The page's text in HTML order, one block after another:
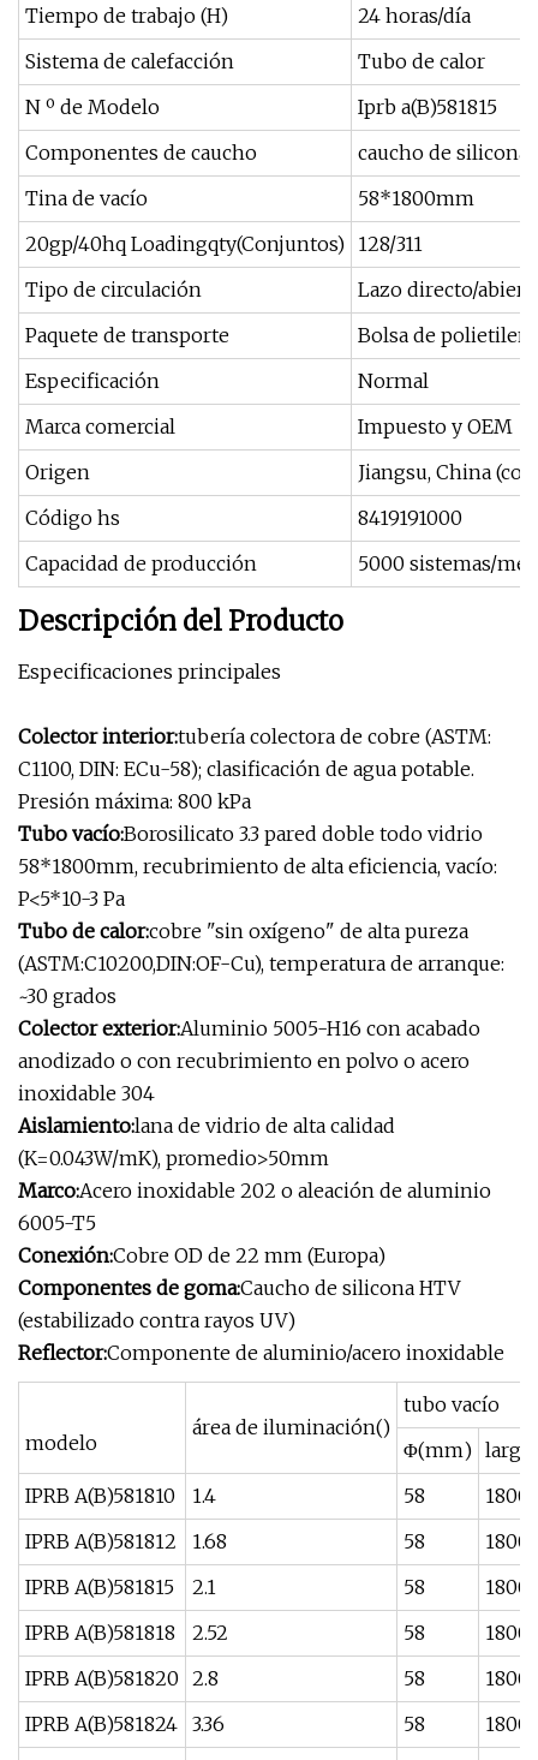
Tiempo de trabajo (H)
24 horas/día
Sistema de calefacción
Tubo de calor
N º de Modelo
Iprb a(B)581815
Componentes de caucho
caucho de silicona
Tina de vacío
58*1800mm
20gp/40hq Loadingqty(Conjuntos) 128/311
Tipo de circulación
Lazo directo/
Paquete de transporte
Bolsa de
Especificación
Normal
Marca comercial
Impuesto y OEM
Origen
Jiangsu, China
Código hs
8419191000
Capacidad de producción
5000 sistemas/mes
Descripción del Producto
Especificaciones principales
Colector interior:tubería colectora de cobre (ASTM:
C1100, DIN: ECu-58); clasificación de agua potable.
Presión máxima: 800 kPa
Tubo vacío:Borosilicato 3.3 pared doble todo vidrio
58*1800mm, recubrimiento de alta eficiencia, vacío:
P<5*10-3 Pa
Tubo de calor:cobre "sin oxígeno" de alta pureza
(ASTM:C10200,DIN:OF-Cu), temperatura de arranque:
~30 grados
Colector exterior:Aluminio 5005-H16 con acabado
anodizado o con recubrimiento en polvo o acero
inoxidable 304
Aislamiento:lana de vidrio de alta calidad
(K=0.043W/mK), promedio>50mm
Marco:Acero inoxidable 202 o aleación de aluminio
6005-T5
Conexión:Cobre OD de 22 mm (Europa)
Componentes de goma:Caucho de silicona HTV
(estabilizado contra rayos UV)
Reflector:Componente de aluminio/acero inoxidable
modelo
área de iluminación()
tubo vacío
Φ(mm)
IPRB A(B)581810
1.4 58
1800
IPRB A(B)581812
1.68 58
1800
IPRB A(B)581815
2.1 58
1800
IPRB A(B)581818
2.52 58
1800
IPRB A(B)581820 2.8 58
1800
IPRB A(B)581824 3.36 58
1800